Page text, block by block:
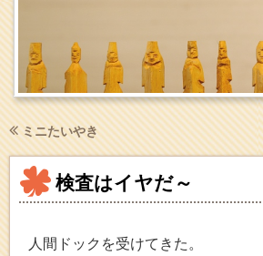
ミニたいやき
検査はイヤだ～
人間ドックを受けてきた。